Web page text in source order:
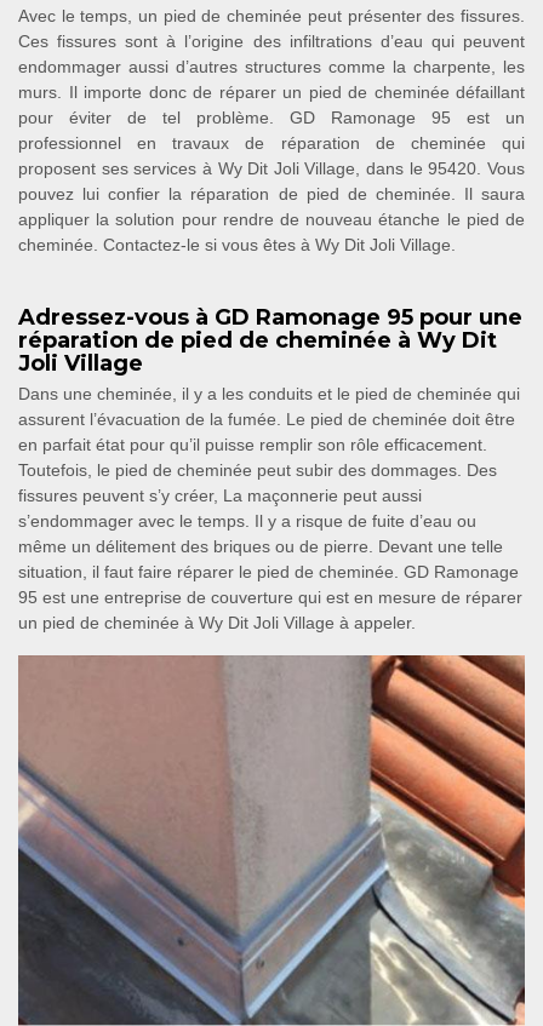
Avec le temps, un pied de cheminée peut présenter des fissures.
Ces fissures sont à l’origine des infiltrations d’eau qui peuvent
endommager aussi d’autres structures comme la charpente, les
murs. Il importe donc de réparer un pied de cheminée défaillant
pour éviter de tel problème. GD Ramonage 95 est un
professionnel en travaux de réparation de cheminée qui
proposent ses services à Wy Dit Joli Village, dans le 95420. Vous
pouvez lui confier la réparation de pied de cheminée. Il saura
appliquer la solution pour rendre de nouveau étanche le pied de
cheminée. Contactez-le si vous êtes à Wy Dit Joli Village.
Adressez-vous à GD Ramonage 95 pour une
réparation de pied de cheminée à Wy Dit
Joli Village
Dans une cheminée, il y a les conduits et le pied de cheminée qui
assurent l’évacuation de la fumée. Le pied de cheminée doit être
en parfait état pour qu’il puisse remplir son rôle efficacement.
Toutefois, le pied de cheminée peut subir des dommages. Des
fissures peuvent s’y créer, La maçonnerie peut aussi
s’endommager avec le temps. Il y a risque de fuite d’eau ou
même un délitement des briques ou de pierre. Devant une telle
situation, il faut faire réparer le pied de cheminée. GD Ramonage
95 est une entreprise de couverture qui est en mesure de réparer
un pied de cheminée à Wy Dit Joli Village à appeler.